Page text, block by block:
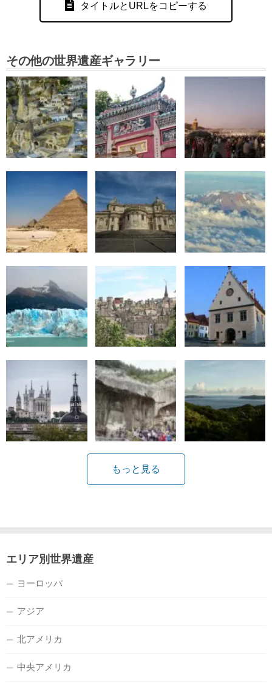
タイトルとURLをコピーする
その他の世界遺産ギャラリー
もっと見る
エリア別世界遺産
ヨーロッパ
アジア
北アメリカ
中央アメリカ